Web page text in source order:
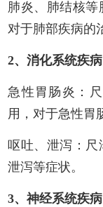
肺炎、肺结核等
对于肺部疾病的
2、消化系统疾病
急性胃肠炎：
用，对于急性胃
呕吐、泄泻：尺
泄泻等症状。
3、神经系统疾病